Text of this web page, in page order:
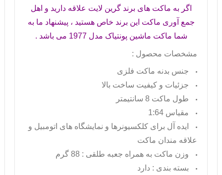
اگر به ماکت های برند گرین لایت علاقه دارید و اهل
جمع آوری ماکت این برند خاص هستید ، پیشنهاد ما به
شما ماکت ماشین پونتیاک مدل 1977 می باشد .
مشخصات محصول :
جنس بدنه ماکت فلزی
جزئیات و کیفیت ساخت بالا
طول ماکت 8 سانتیمتر
مقیاس 1:64
ایده آل برای کلکسیونرها و نمایشگاه های اتومبیل و
علاقه مندان ماکت
وزن ماکت به همراه جعبه طلقی : 88 گرم
بسته بندی : دارد